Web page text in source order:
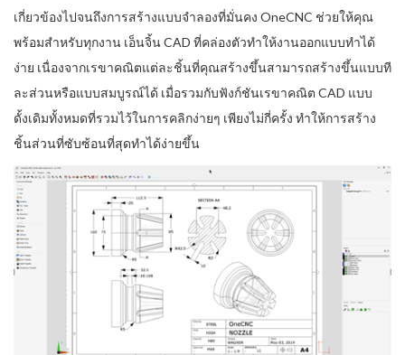
เกี่ยวข้องไปจนถึงการสร้างแบบจำลองที่มั่นคง OneCNC ช่วยให้คุณ
พร้อมสำหรับทุกงาน เอ็นจิ้น CAD ที่คล่องตัวทำให้งานออกแบบทำได้
ง่าย เนื่องจากเรขาคณิตแต่ละชิ้นที่คุณสร้างขึ้นสามารถสร้างขึ้นแบบที
ละส่วนหรือแบบสมบูรณ์ได้ เมื่อรวมกับฟังก์ชันเรขาคณิต CAD แบบ
ดั้งเดิมทั้งหมดที่รวมไว้ในการคลิกง่ายๆ เพียงไม่กี่ครั้ง ทำให้การสร้าง
ชิ้นส่วนที่ซับซ้อนที่สุดทำได้ง่ายขึ้น